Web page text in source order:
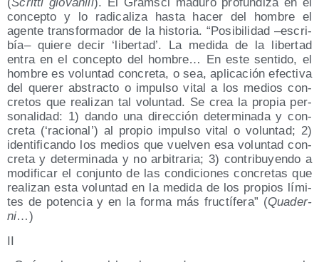
con­cep­to y lo radi­ca­li­za has­ta hacer del hom­bre el
agen­te trans­for­ma­dor de la his­to­ria. “Posi­bi­li­dad –escri­
bía– quie­re decir ‘liber­tad’. La medi­da de la liber­tad
entra en el con­cep­to del hom­bre… En este sen­ti­do, el
hom­bre es volun­tad con­cre­ta, o sea, apli­ca­ción efec­ti­va
del que­rer abs­trac­to o impul­so vital a los medios con­
cre­tos que rea­li­zan tal volun­tad. Se crea la pro­pia per­
so­na­li­dad: 1) dan­do una direc­ción deter­mi­na­da y con­
cre­ta (‘racio­nal’) al pro­pio impul­so vital o volun­tad; 2)
iden­ti­fi­can­do los medios que vuel­ven esa volun­tad con­
cre­ta y deter­mi­na­da y no arbi­tra­ria; 3) con­tri­bu­yen­do a
modi­fi­car el con­jun­to de las con­di­cio­nes con­cre­tas que
rea­li­zan esta volun­tad en la medi­da de los pro­pios lími­
tes de poten­cia y en la for­ma más fruc­tí­fe­ra” (Qua­der­
ni…)
II